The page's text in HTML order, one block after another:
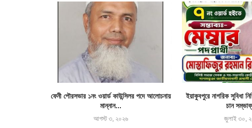
ফেনী পৌরসভার ১নং ওয়ার্ড কাউন্সিলর পদে আলোচনায়
মান্নান...
আগস্ট ৩, ২০২৬
ইয়াকুবপুরে নাগরিক সুবিধা
চান
জুলাই ৩০,